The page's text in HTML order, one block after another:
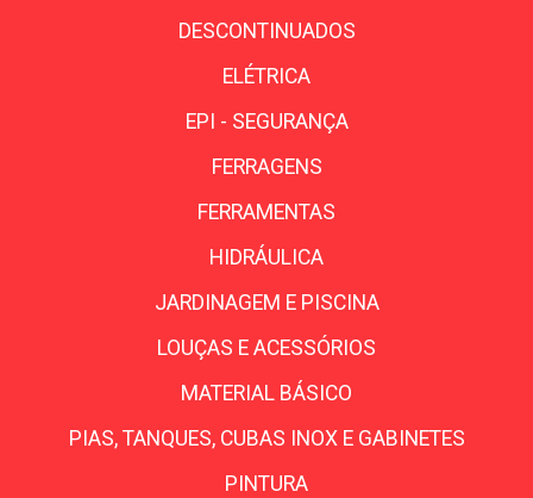
DESCONTINUADOS
ELÉTRICA
EPI - SEGURANÇA
FERRAGENS
FERRAMENTAS
HIDRÁULICA
JARDINAGEM E PISCINA
LOUÇAS E ACESSÓRIOS
MATERIAL BÁSICO
PIAS, TANQUES, CUBAS INOX E GABINETES
PINTURA